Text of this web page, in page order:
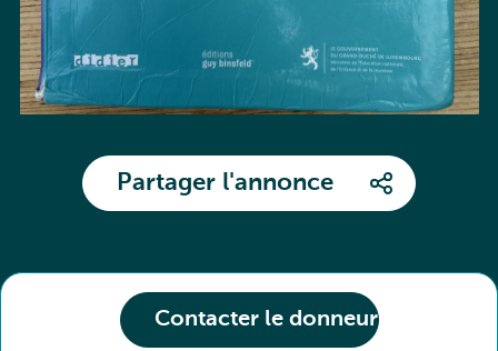
Contacter le donneur
Partager l'annonce